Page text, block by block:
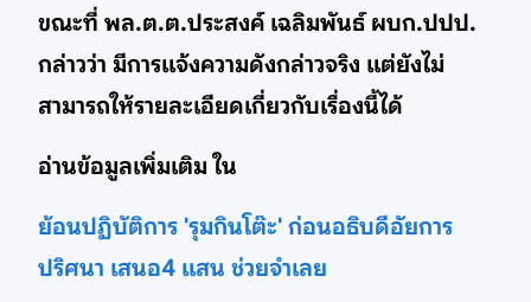
ขณะที่ พล.ต.ต.ประสงค์ เฉลิมพันธ์ ผบก.ปปป.
กล่าวว่า มีการแจ้งความดังกล่าวจริง แต่ยังไม่
สามารถให้รายละเอียดเกี่ยวกับเรื่องนี้ได้
อ่านข้อมูลเพิ่มเติม ใน
ย้อนปฏิบัติการ 'รุมกินโต๊ะ' ก่อนอธิบดีอัยการ
ปริศนา เสนอ4 แสน ช่วยจำเลย